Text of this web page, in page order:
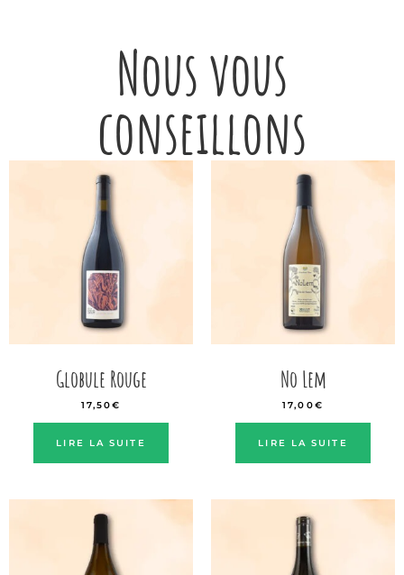
Nous vous
conseillons
Globule Rouge
17,50€
LIRE LA SUITE
No Lem
17,00€
LIRE LA SUITE